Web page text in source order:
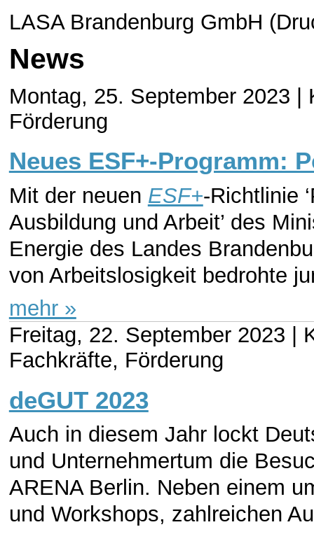
LASA Brandenburg GmbH
News
Montag, 25. September 2023 |
Förderung
Neues ESF+-Programm:
Mit der neuen ESF+-Richtlinie
Ausbildung und Arbeit’ des
Energie des Landes
von Arbeitslosigkeit bedrohte
mehr »
Freitag, 22. September 2023 |
Fachkräfte, Förderung
deGUT 2023
Auch in diesem Jahr lockt
und Unternehmertum die
ARENA Berlin. Neben einem
und Workshops, zahlreichen